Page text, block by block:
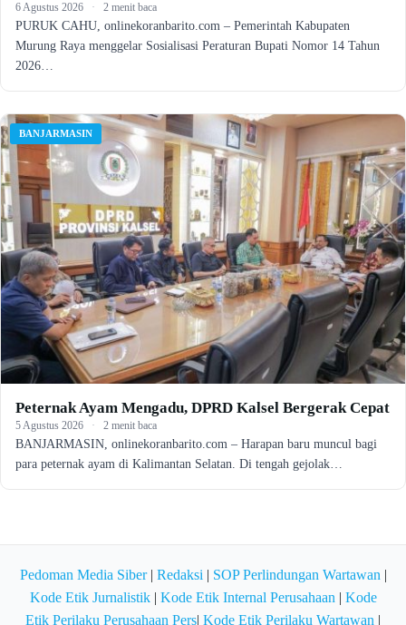
6 Agustus 2026 · 2 menit baca
PURUK CAHU, onlinekoranbarito.com – Pemerintah Kabupaten
Murung Raya menggelar Sosialisasi Peraturan Bupati Nomor 14 Tahun
2026…
BANJARMASIN
Peternak Ayam Mengadu, DPRD Kalsel Bergerak Cepat
5 Agustus 2026 · 2 menit baca
BANJARMASIN, onlinekoranbarito.com – Harapan baru muncul bagi
para peternak ayam di Kalimantan Selatan. Di tengah gejolak…
Pedoman Media Siber| Redaksi| SOP Perlindungan Wartawan|
Kode Etik Jurnalistik| Kode Etik Internal Perusahaan| Kode
Etik Perilaku Perusahaan Pers| Kode Etik Perilaku Wartawan |